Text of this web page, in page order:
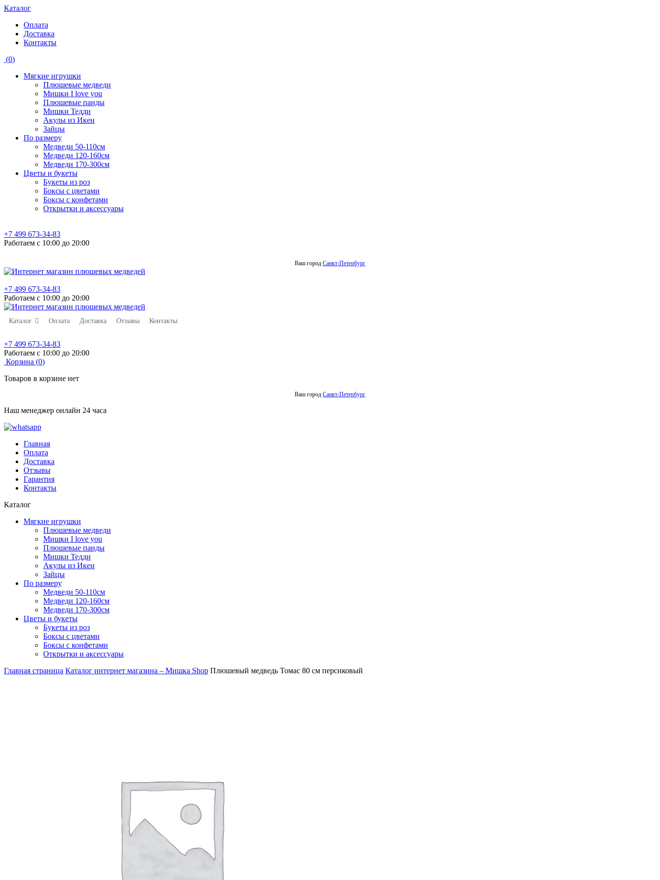
Каталог
Оплата
Доставка
Контакты
(0)
Мягкие игрушки
Плюшевые медведи
Мишки I love you
Плюшевые панды
Мишки Тедди
Акулы из Икеи
Зайцы
По размеру
Медведи 50-110см
Медведи 120-160см
Медведи 170-300см
Цветы и букеты
Букеты из роз
Боксы с цветами
Боксы с конфетами
Открытки и аксессуары
+7 499 673-34-83
Работаем с 10:00 до 20:00
Ваш город Санкт-Петербург
+7 499 673-34-83
Работаем с 10:00 до 20:00
Каталог Оплата Доставка Отзывы Контакты
+7 499 673-34-83
Работаем с 10:00 до 20:00
Корзина (0)
Товаров в корзине нет
Ваш город Санкт-Петербург
Наш менеджер онлайн 24 часа
Главная
Оплата
Доставка
Отзывы
Гарантия
Контакты
Каталог
Мягкие игрушки
Плюшевые медведи
Мишки I love you
Плюшевые панды
Мишки Тедди
Акулы из Икеи
Зайцы
По размеру
Медведи 50-110см
Медведи 120-160см
Медведи 170-300см
Цветы и букеты
Букеты из роз
Боксы с цветами
Боксы с конфетами
Открытки и аксессуары
Главная страница Каталог интернет магазина – Мишка Shop Плюшевый медведь Томас 80 см персиковый